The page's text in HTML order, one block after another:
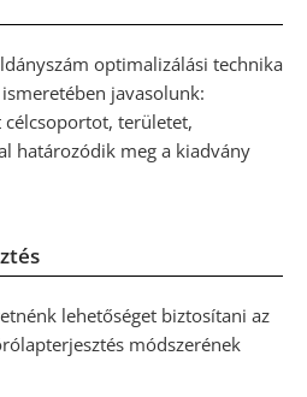
optimalizálási technika
javasolunk:
területet,
határozódik meg a kiadvány
lehetőséget biztosítani az
módszerének